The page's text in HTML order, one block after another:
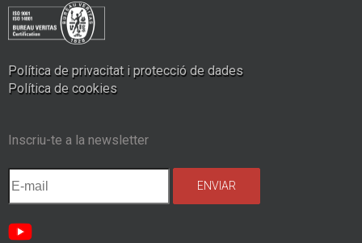
Política de privacitat i protecció de dades
Política de cookies
Inscriu-te a la newsletter